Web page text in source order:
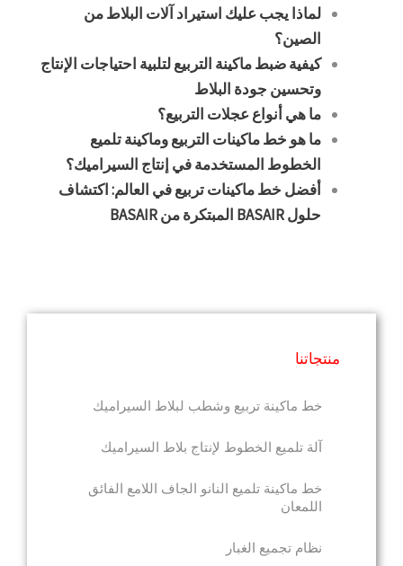
لماذا يجب عليك استيراد آلات البلاط من
الصين؟
كيفية ضبط ماكينة التربيع لتلبية احتياجات الإنتاج
وتحسين جودة البلاط
ما هي أنواع عجلات التربيع؟
ما هو خط ماكينات التربيع وماكينة تلميع
الخطوط المستخدمة في إنتاج السيراميك؟
أفضل خط ماكينات تربيع في العالم: اكتشاف
حلول BASAIR المبتكرة من BASAIR
منتجاتنا
خط ماكينة تربيع وشطب لبلاط السيراميك
آلة تلميع الخطوط لإنتاج بلاط السيراميك
خط ماكينة تلميع النانو الجاف اللامع الفائق
اللمعان
نظام تجميع الغبار